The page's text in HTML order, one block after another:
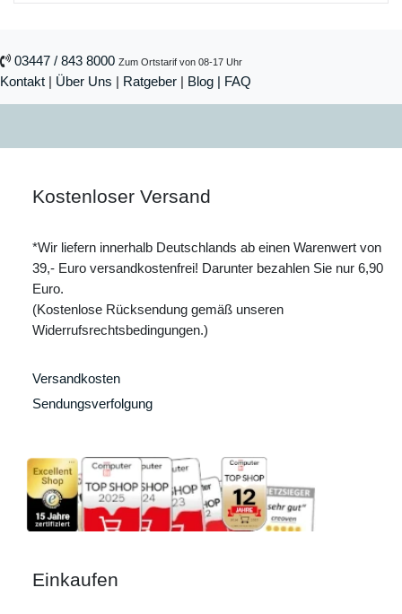
03447 / 843 8000 Zum Ortstarif von 08-17 Uhr
Kontakt | Über Uns | Ratgeber | Blog | FAQ
Kostenloser Versand
*Wir liefern innerhalb Deutschlands ab einen Warenwert von
39,- Euro versandkostenfrei! Darunter bezahlen Sie nur 6,90
Euro.
(Kostenlose Rücksendung gemäß unseren
Widerrufsrechtsbedingungen.)
Versandkosten
Sendungsverfolgung
Einkaufen